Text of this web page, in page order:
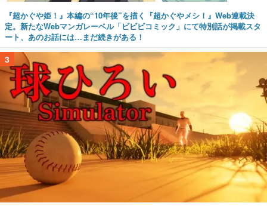
『超かぐや姫！』本編の“10年後”を描く『超かぐやメシ！』Web連載決
定。新たなWebマンガレーベル「ビビビコミック」にて特別話が掲載スタ
ート、あのお話には…まだ続きがある！
3